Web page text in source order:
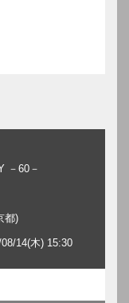
－60－
都)
14(木) 15:30